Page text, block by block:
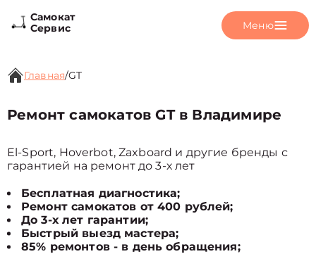
Самокат
Сервис
Меню
Главная/GT
Ремонт самокатов GT в Владимире
El-Sport, Hoverbot, Zaxboard и другие бренды с
гарантией на ремонт до 3-х лет
Бесплатная диагностика;
Ремонт самокатов от 400 рублей;
До 3-х лет гарантии;
Быстрый выезд мастера;
85% ремонтов - в день обращения;